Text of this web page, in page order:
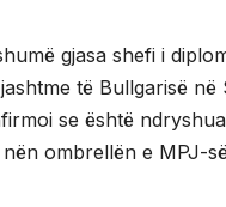
gjasa shefi i
të Bullgarisë
se është
ombrellën e MPJ-